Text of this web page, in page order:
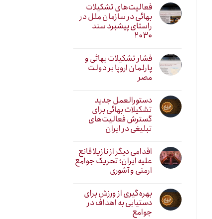
فعالیت‌های تشکیلات
بهائی در سازمان ملل در
راستای پیشبرد سند
۲۰۳۰
فشار تشکیلات بهائی و
پارلمان اروپا بر دولت
مصر
دستورالعمل جدید
تشکیلات بهائی برای
گسترش فعالیت‌های
تبلیغی در ایران
اقدامی دیگر از نازیلا قانع
علیه ایران؛ تحریک جوامع
ارمنی و آشوری
بهره‌گیری از ورزش برای
دستیابی به اهداف در
جوامع